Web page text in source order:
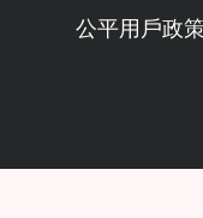
公平用戶政